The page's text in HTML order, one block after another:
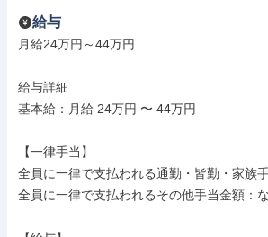
給与
月給24万円～44万円
給与詳細
基本給：月給 24万円 〜 44万円
【一律手当】
全員に一律で支払われる通勤・皆勤・家族
全員に一律で支払われるその他手当金額：